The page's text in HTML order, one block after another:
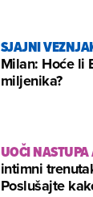
SJAJNI
Milan: Hoće li
miljenika?
UOČI NASTUPA
intimni
Poslušajte